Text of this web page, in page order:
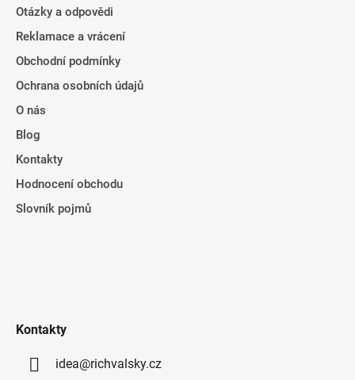
Otázky a odpovědi
Reklamace a vrácení
Obchodní podmínky
Ochrana osobních údajů
O nás
Blog
Kontakty
Hodnocení obchodu
Slovník pojmů
Kontakty
idea@richvalsky.cz